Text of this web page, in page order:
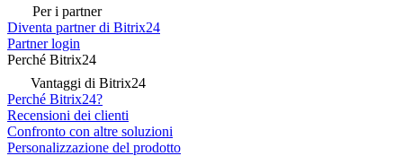
Per i partner
Diventa partner di Bitrix24
Partner login
Perché Bitrix24
Vantaggi di Bitrix24
Perché Bitrix24?
Recensioni dei clienti
Confronto con altre soluzioni
Personalizzazione del prodotto